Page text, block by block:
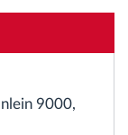
9000,